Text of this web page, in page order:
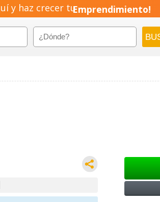
y haz crecer tuEmprendimiento!